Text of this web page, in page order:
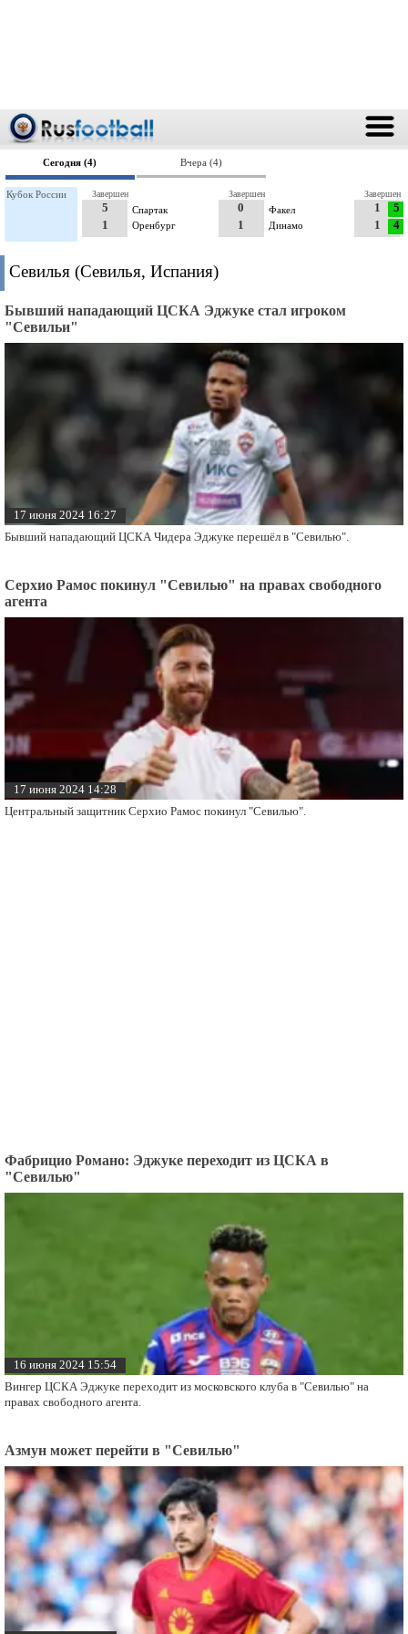
Сегодня (4) Вчера (4)
Кубок России
Спартак
5
1
Оренбург
Завершен
Факел
0
1
Динамо
Завершен
1
1
5
4
Завершен
Севилья (Севилья, Испания)
Бывший нападающий ЦСКА Эджуке стал игроком
"Севильи"
17 июня 2024 16:27
Бывший нападающий ЦСКА Чидера Эджуке перешёл в "Севилью".
Серхио Рамос покинул "Севилью" на правах свободного
агента
17 июня 2024 14:28
Центральный защитник Серхио Рамос покинул "Севилью".
Фабрицио Романо: Эджуке переходит из ЦСКА в
"Севилью"
16 июня 2024 15:54
Вингер ЦСКА Эджуке переходит из московского клуба в "Севилью" на
правах свободного агента.
Азмун может перейти в "Севилью"